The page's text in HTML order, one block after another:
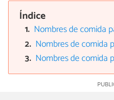
Índice
Nombres de comida
Nombres de comida
Nombres de comida